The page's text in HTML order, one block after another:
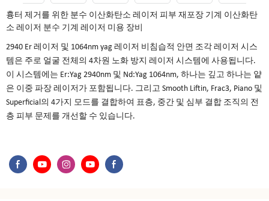
흉터 제거를 위한 분수 이산화탄소 레이저 피부 재포장 기계 이산화탄
소 레이저 분수 기계 레이저 미용 장비
2940 Er 레이저 및 1064nm yag 레이저 비침습적 안면 조각 레이저 시스
템은 주로 얼굴 전체의 4차원 노화 방지 레이저 시스템에 사용됩니다.
이 시스템에는 Er:Yag 2940nm 및 Nd:Yag 1064nm, 하나는 깊고 하나는 얕
은 이중 파장 레이저가 포함됩니다. 그리고 Smooth Liftin, Frac3, Piano 및
Superficial의 4가지 모드를 결합하여 표층, 중간 및 심부 결합 조직의 전
층 피부 문제를 개선할 수 있습니다.